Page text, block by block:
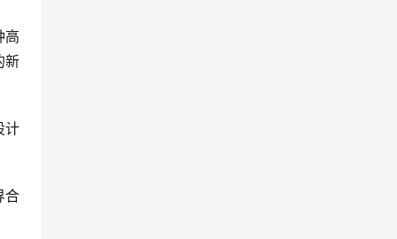
高
新
计
合